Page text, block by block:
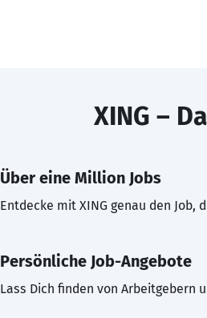
XING –
Über eine Million Jobs
Entdecke mit XING genau den Job,
Persönliche Job-Angebote
Lass Dich finden von Arbeitgebern